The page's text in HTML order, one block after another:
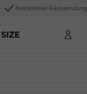
Kostenlose Rücksendung